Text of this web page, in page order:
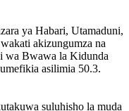
ya Habari, Utamaduni,
akizungumza na
wa Bwawa la Kidunda
asilimia 50.3.
suluhisho la muda